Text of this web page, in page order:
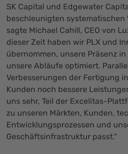
SK Capital und Edgewater
beschleunigten systematischen
sagte Michael Cahill, CEO von
dieser Zeit haben wir PLX und
übernommen, unsere Präsenz
unsere Abläufe optimiert.
Verbesserungen der Fertigung
Kunden noch bessere
uns sehr, Teil der Excelitas-
zu unseren Märkten, Kunden,
Entwicklungsprozessen und
Geschäftsinfrastruktur passt.“